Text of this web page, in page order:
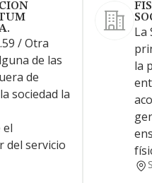
/ Otra
de las
de
sociedad la
del servicio
La
la